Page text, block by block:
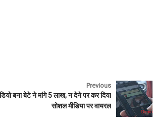
Previous
बना बेटे ने मांगे 5 लाख, न देने पर कर दिया
सोशल मीडिया पर वायरल